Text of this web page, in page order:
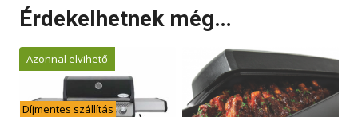
Érdekelhetnek még…
Azonnal elvihető
Díjmentes szállítás